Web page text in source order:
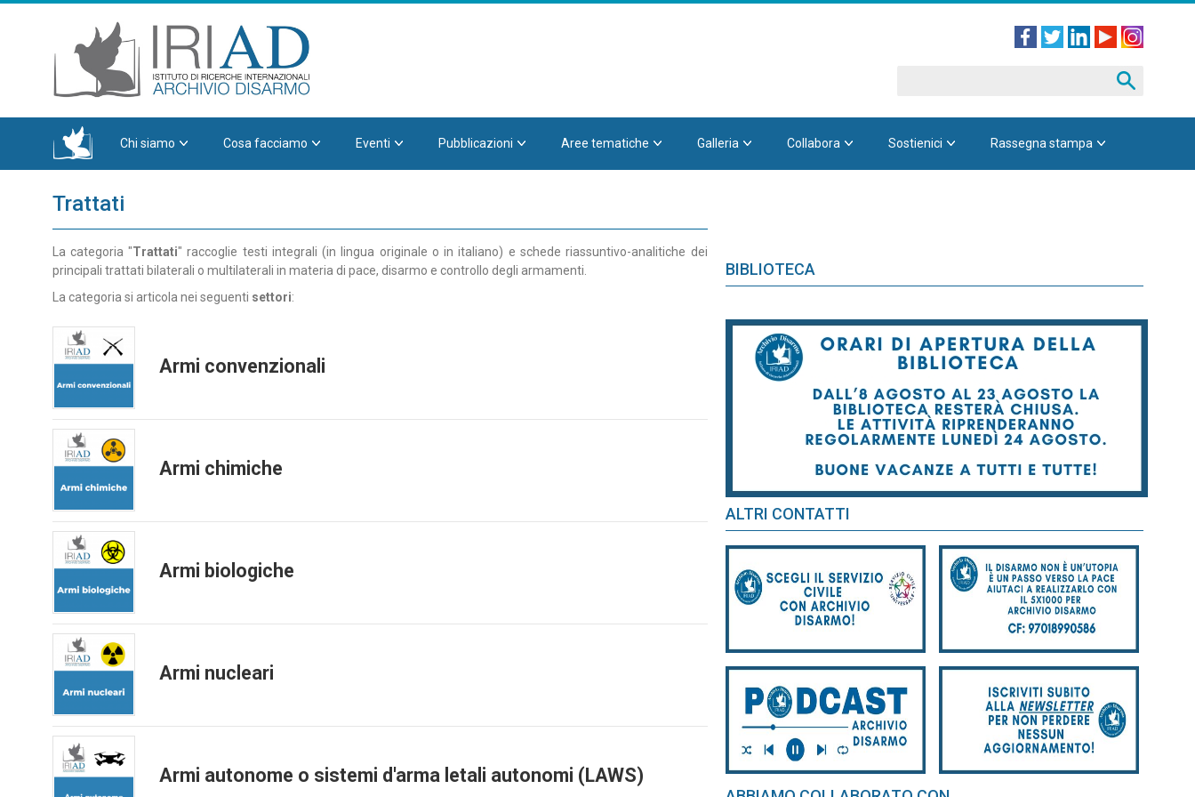
Chi siamo Cosa facciamo Eventi Pubblicazioni Aree tematiche Galleria Collabora Sostienici Rassegna stampa
Trattati
La categoria "Trattati" raccoglie testi integrali (in lingua originale o in italiano) e schede riassuntivo-analitiche dei
principali trattati bilaterali o multilaterali in materia di pace, disarmo e controllo degli armamenti.
La categoria si articola nei seguenti settori:
Armi convenzionali
Armi chimiche
Armi biologiche
Armi nucleari
Armi autonome o sistemi d'arma letali autonomi (LAWS)
BIBLIOTECA
ALTRI CONTATTI